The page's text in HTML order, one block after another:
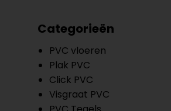
Categorieën
PVC vloeren
Plak PVC
Click PVC
Visgraat PVC